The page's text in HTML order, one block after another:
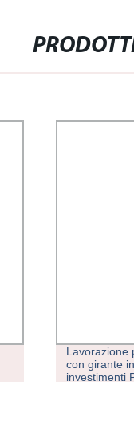
Lavorazione
con girante
investimenti